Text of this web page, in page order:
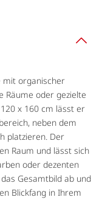
mit organischer
Räume oder gezielte
x 160 cm lässt er
neben dem
platzieren. Der
Raum und lässt sich
oder dezenten
Gesamtbild ab und
Blickfang in Ihrem